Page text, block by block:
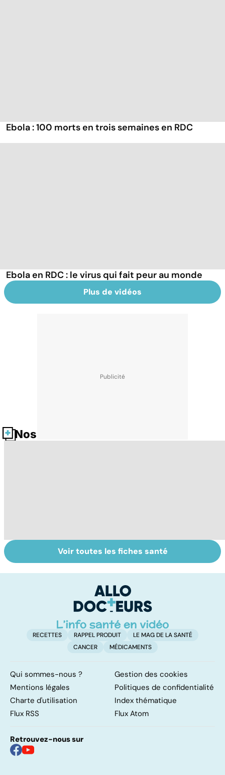
Ebola : 100 morts en trois semaines en RDC
Ebola en RDC : le virus qui fait peur au monde
Plus de vidéos
Nos fiches santé
Tout savoir sur
les infections
Inflammation des
amygdales : que
d'angine ?
Voir toutes les fiches santé
RECETTES RAPPEL PRODUIT
LE MAG DE LA SANTÉ
CANCER
MÉDICAMENTS
Qui sommes-nous ?
Gestion des cookies
Mentions légales
Politiques de confidentialité
Charte d'utilisation
Index thématique
Flux RSS
Flux Atom
Retrouvez-nous sur